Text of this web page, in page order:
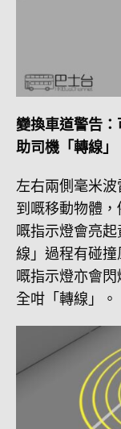
變換車道警告
助司機「轉線」
左右兩側毫米
到嘅移動物體
嘅指示燈會亮
線」過程有碰
嘅指示燈亦會
全咁「轉線」。